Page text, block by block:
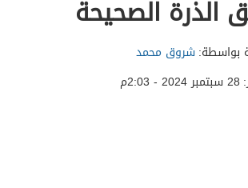
الذرة الصحيحة
بواسطة:شروق محمد
28 سبتمبر 2024 - 2:03م